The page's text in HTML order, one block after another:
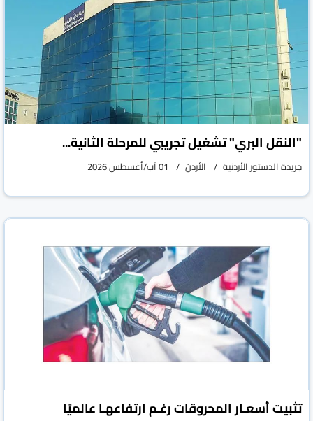
"النقل البري" تشغيل تجريبي للمرحلة الثانية...
جريدة الدستور الأردنية الأردن 01 آب/أغسطس 2026
تثبيت أسعـار المحروقات رغـم ارتفاعهـا عالميًا